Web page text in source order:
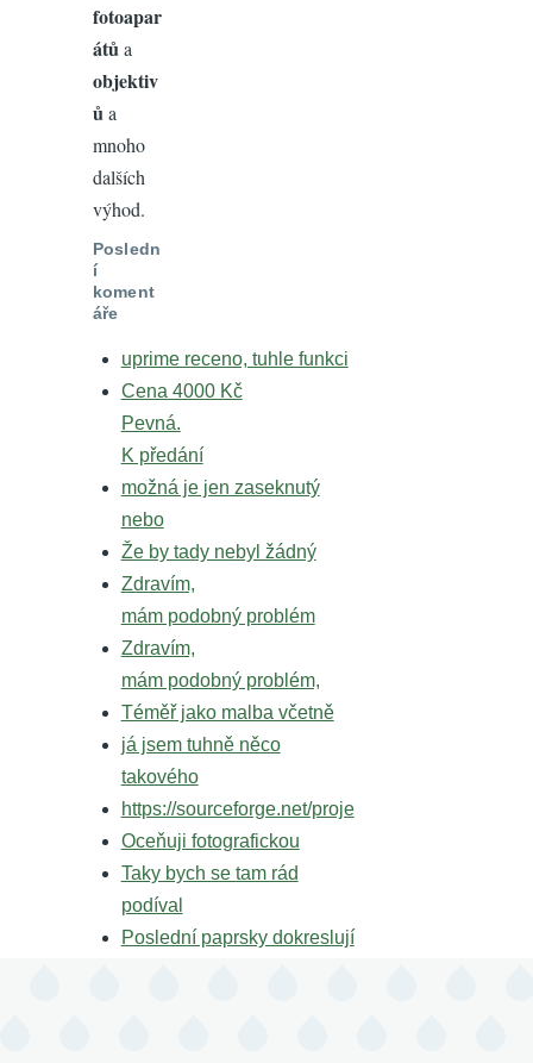
fotoapar
átů a
objektiv
ů a
mnoho
dalších
výhod.
Posledn
í
koment
áře
uprime receno, tuhle funkci
Cena 4000 Kč
Pevná.
K předání
možná je jen zaseknutý
nebo
Že by tady nebyl žádný
Zdravím,
mám podobný problém
Zdravím,
mám podobný problém,
Téměř jako malba včetně
já jsem tuhně něco
takového
https://sourceforge.net/proje
Oceňuji fotografickou
Taky bych se tam rád
podíval
Poslední paprsky dokreslují